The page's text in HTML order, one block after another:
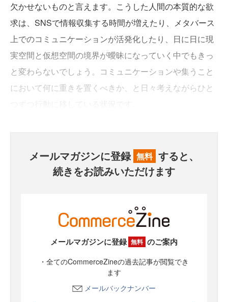
欠かせないものと言えます。こうした人間の本質的な欲
求は、SNSで情報収集する時間が増えたり、メタバース
上でのコミュニケーションが活発化したり、日に日に現
実空間と仮想空間の境界が曖昧になっていく中でもきっ
と変わらないでしょう。コミュニケーションや集うこと
において何に重きを置くべきか、と日々考えながらひと
メールマガジンに登録 無料 すると、
続きをお読みいただけます
メールマガジンに登録 無料 のご案内
・全てのCommerceZineの過去記事が閲覧でき
ます
メールバックナンバー